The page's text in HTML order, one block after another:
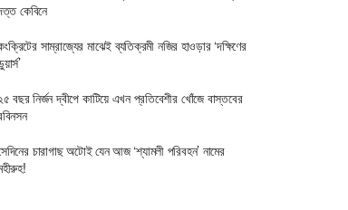
কেবিনে
সাম্রাজ্যের মাঝেই ব্যতিক্রমী নজির হাওড়ার ‘দক্ষিণের
বছর নির্জন দ্বীপে কাটিয়ে এখন প্রতিবেশীর খোঁজে বাস্তবের
চারাগাছ অটোই যেন আজ ‘শ্যামলী পরিবহন’ নামের